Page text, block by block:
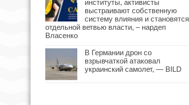
институты, активисты
выстраивают собственную
систему влияния и становятся
отдельной ветвью власти, – нардеп
Власенко
В Германии дрон со
взрывчаткой атаковал
украинский самолет, — BILD